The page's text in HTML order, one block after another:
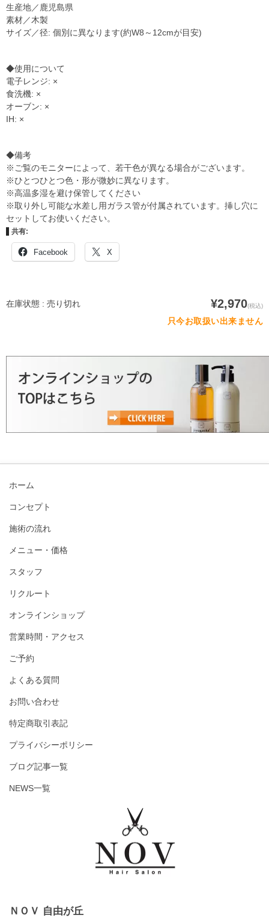
生産地／鹿児島県
素材／木製
サイズ／径: 個別に異なります(約W8～12cmが目安)
◆使用について
電子レンジ: ×
食洗機: ×
オーブン: ×
IH: ×
◆備考
※ご覧のモニターによって、若干色が異なる場合がございます。
※ひとつひとつ色・形が微妙に異なります。
※高温多湿を避け保管してください
※取り外し可能な水差し用ガラス管が付属されています。挿し穴に
セットしてお使いください。
共有:
Facebook X
在庫状態 : 売り切れ ¥2,970(税込)
只今お取扱い出来ません
ホーム
コンセプト
施術の流れ
メニュー・価格
スタッフ
リクルート
オンラインショップ
営業時間・アクセス
ご予約
よくある質問
お問い合わせ
特定商取引表記
プライバシーポリシー
ブログ記事一覧
NEWS一覧
ＮＯＶ 自由が丘